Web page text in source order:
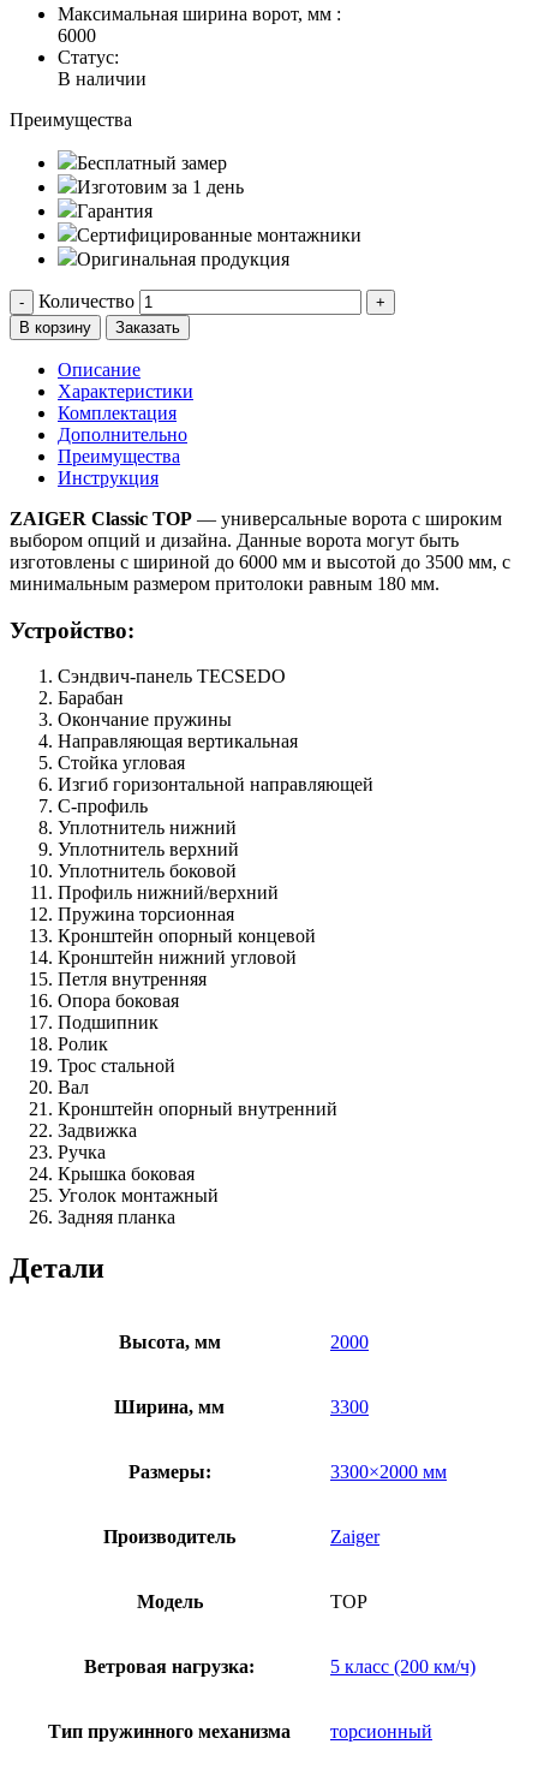
Максимальная ширина ворот, мм :
6000
Статус:
В наличии
Преимущества
Бесплатный замер
Изготовим за 1 день
Гарантия
Сертифицированные монтажники
Оригинальная продукция
- Количество
+
В корзину
Заказать
Описание
Характеристики
Комплектация
Дополнительно
Преимущества
Инструкция
ZAIGER Classic TOP — универсальные ворота с широким
выбором опций и дизайна. Данные ворота могут быть
изготовлены с шириной до 6000 мм и высотой до 3500 мм, с
минимальным размером притолоки равным 180 мм.
Устройство:
Сэндвич-панель TECSEDO
Барабан
Окончание пружины
Направляющая вертикальная
Стойка угловая
Изгиб горизонтальной направляющей
С-профиль
Уплотнитель нижний
Уплотнитель верхний
Уплотнитель боковой
Профиль нижний/верхний
Пружина торсионная
Кронштейн опорный концевой
Кронштейн нижний угловой
Петля внутренняя
Опора боковая
Подшипник
Ролик
Трос стальной
Вал
Кронштейн опорный внутренний
Задвижка
Ручка
Крышка боковая
Уголок монтажный
Задняя планка
Детали
Высота, мм 2000
Ширина, мм 3300
Размеры: 3300×2000 мм
Производитель Zaiger
Модель TOP
Ветровая нагрузка: 5 класс (200 км/ч)
Тип пружинного механизма торсионный